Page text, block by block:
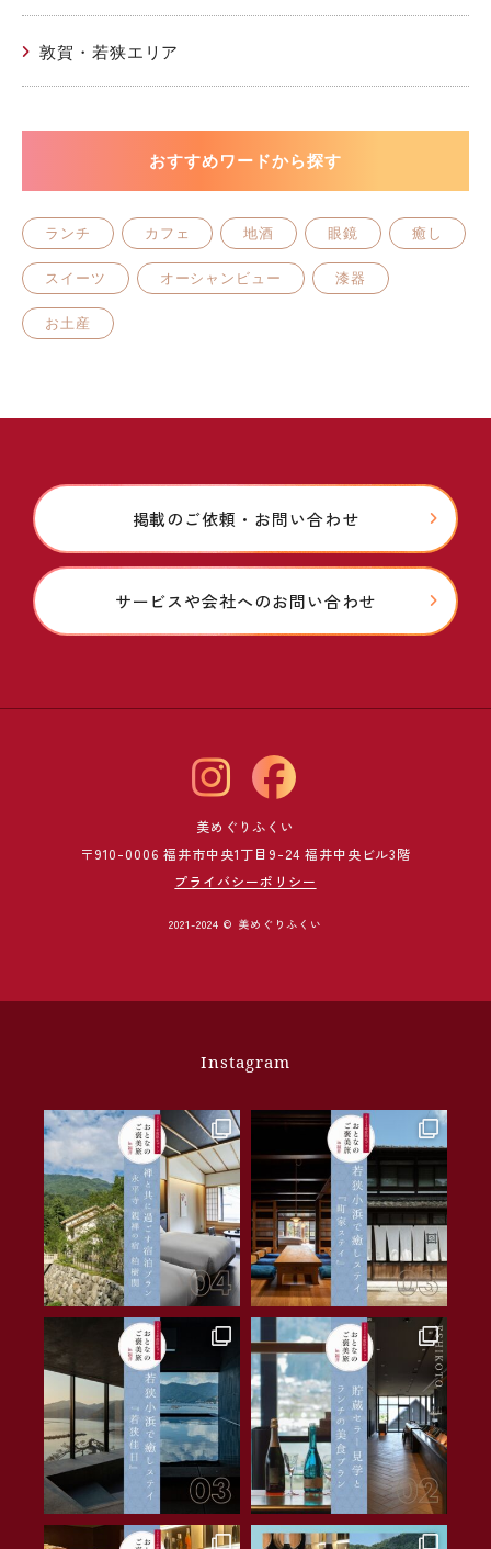
敦賀・若狭エリア
おすすめワードから探す
ランチ カフェ 地酒 眼鏡 癒し
スイーツ オーシャンビュー 漆器
お土産
掲載のご依頼・お問い合わせ
サービスや会社へのお問い合わせ
美めぐりふくい
〒910-0006 福井市中央1丁目9-24 福井中央ビル3階
プライバシーポリシー
2021-2024 © 美めぐりふくい
Instagram